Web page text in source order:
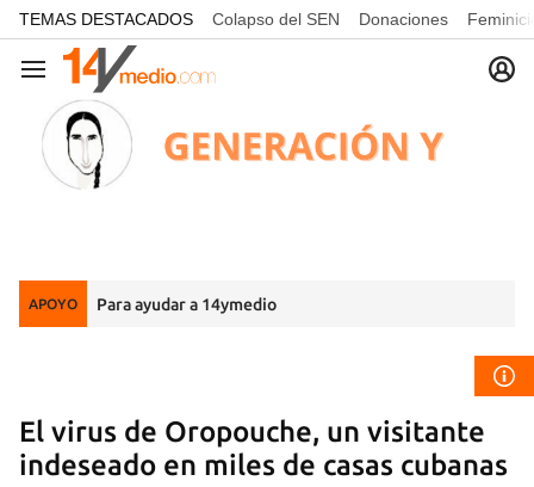
common.go-to-content
TEMAS DESTACADOS Colapso del SEN Donaciones
Navegación
APOYO Para ayudar a 14ymedio
El virus de Oropouche, un visitante
indeseado en miles de casas cubanas